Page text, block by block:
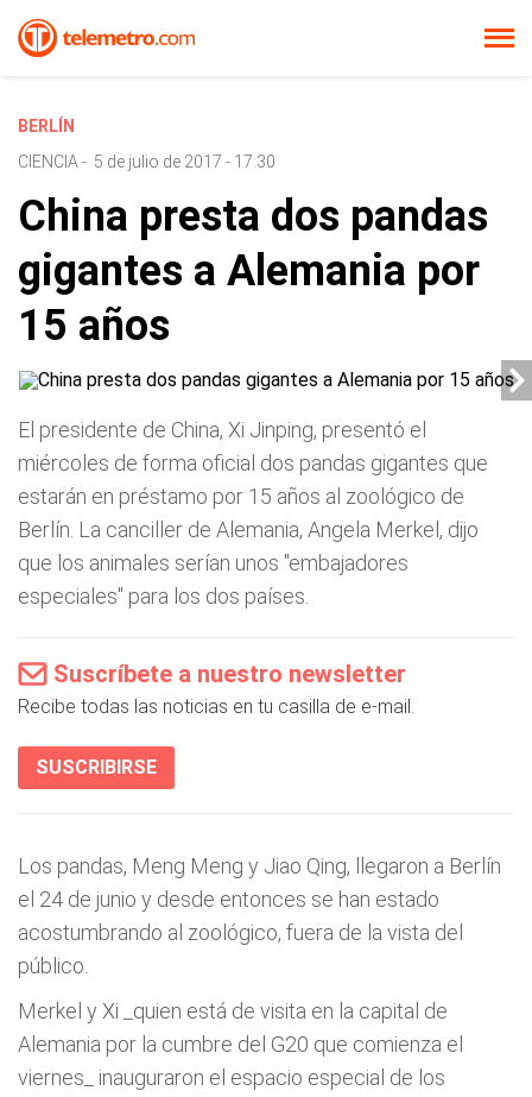
BERLÍN
CIENCIA - 5 de julio de 2017 - 17:30
China presta dos pandas
gigantes a Alemania por
15 años
El presidente de China, Xi Jinping, presentó el
miércoles de forma oficial dos pandas gigantes que
estarán en préstamo por 15 años al zoológico de
Berlín. La canciller de Alemania, Angela Merkel, dijo
que los animales serían unos "embajadores
especiales" para los dos países.
Suscríbete a nuestro newsletter
Recibe todas las noticias en tu casilla de e-mail.
SUSCRIBIRSE
Los pandas, Meng Meng y Jiao Qing, llegaron a Berlín
el 24 de junio y desde entonces se han estado
acostumbrando al zoológico, fuera de la vista del
público.
Merkel y Xi _quien está de visita en la capital de
Alemania por la cumbre del G20 que comienza el
viernes_ inauguraron el espacio especial de los